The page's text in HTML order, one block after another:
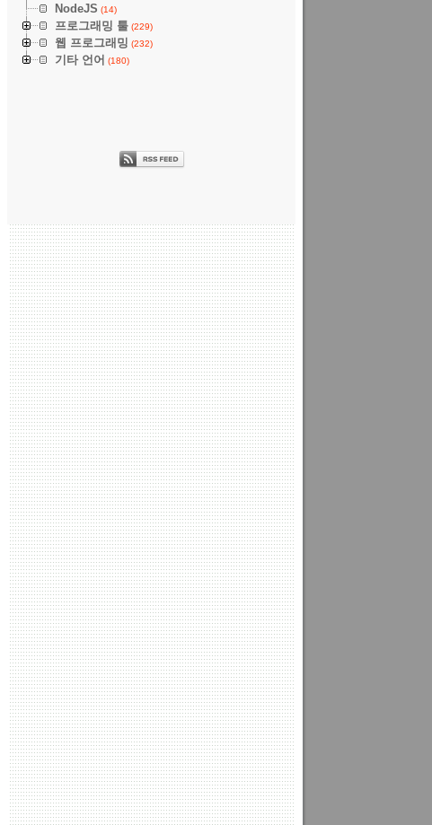
NodeJS (14)
프로그래밍 툴 (229)
웹 프로그래밍 (232)
기타 언어 (180)